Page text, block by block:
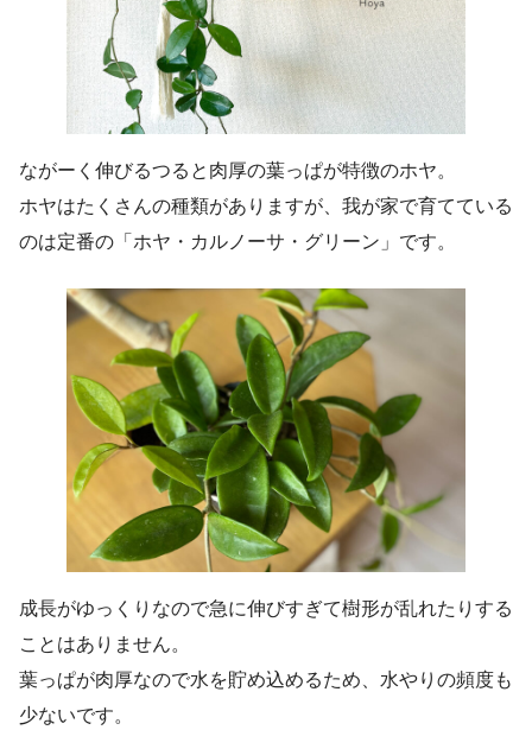
ながーく伸びるつると肉厚の葉っぱが特徴のホヤ。
ホヤはたくさんの種類がありますが、我が家で育てている
のは定番の「ホヤ・カルノーサ・グリーン」です。
成長がゆっくりなので急に伸びすぎて樹形が乱れたりする
ことはありません。
葉っぱが肉厚なので水を貯め込めるため、水やりの頻度も
少ないです。